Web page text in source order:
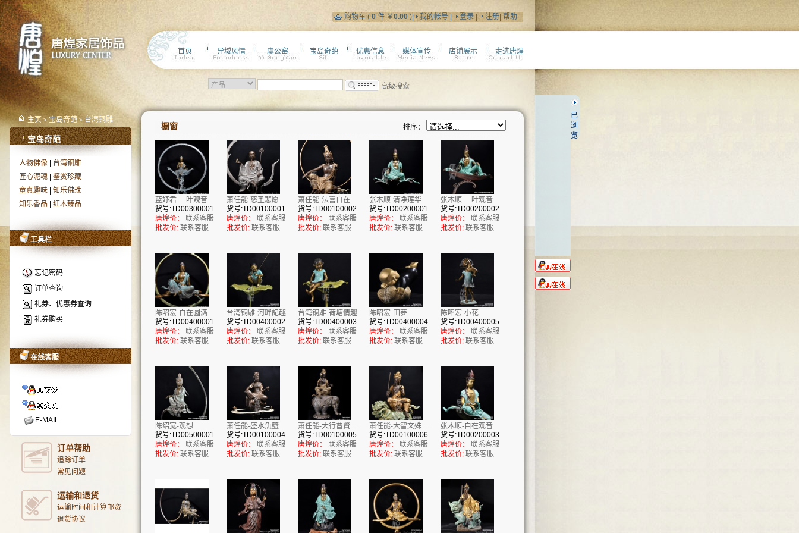
已
浏
览
购物车 (0 件 ￥0.00 )| 我的帐号 登录 注册 帮助
首页 异域风情 虞公窑 宝岛奇葩 优惠信息 媒体宣传 店铺展示 走进唐煌
高级搜索
主页 > 宝岛奇葩 > 台湾铜雕
宝岛奇葩
人物佛像
台湾铜雕
匠心泥魂
鉴赏珍藏
童真趣味
知乐佛珠
知乐香品
红木臻品
工具栏
忘记密码
订单查询
礼券、优惠券查询
礼券购买
在线客服
E-MAIL
订单帮助
追踪订单
常见问题
运输和退货
运输时间和计算邮资
退货协议
橱窗 排序：
蓝妤君-一叶观音
货号:TD00300001
唐煌价： 联系客服
批发价: 联系客服
萧任能-慈圣悲愿
货号:TD00100001
唐煌价： 联系客服
批发价: 联系客服
萧任能-法喜自在
货号:TD00100002
唐煌价： 联系客服
批发价: 联系客服
张木顺-清净莲华
货号:TD00200001
唐煌价： 联系客服
批发价: 联系客服
张木顺-一叶观音
货号:TD00200002
唐煌价： 联系客服
批发价: 联系客服
陈昭宏-自在圆满
货号:TD00400001
唐煌价： 联系客服
批发价: 联系客服
台湾铜雕-河畔記趣
货号:TD00400002
唐煌价： 联系客服
批发价: 联系客服
台湾铜雕-荷塘情趣
货号:TD00400003
唐煌价： 联系客服
批发价: 联系客服
陈昭宏-田夢
货号:TD00400004
唐煌价： 联系客服
批发价: 联系客服
陈昭宏-小花
货号:TD00400005
唐煌价： 联系客服
批发价: 联系客服
陈绍宽-观想
货号:TD00500001
唐煌价： 联系客服
批发价: 联系客服
萧任能-盛水魚籃
货号:TD00100004
唐煌价： 联系客服
批发价: 联系客服
货号:TD00100005
唐煌价： 联系客服
批发价: 联系客服
货号:TD00100006
唐煌价： 联系客服
批发价: 联系客服
张木顺-自在观音
货号:TD00200003
唐煌价： 联系客服
批发价: 联系客服